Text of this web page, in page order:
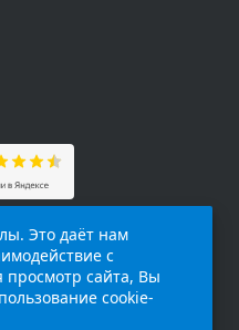
Это даёт нам
с
просмотр сайта, Вы
cookie-